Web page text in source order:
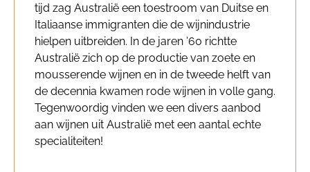
tijd zag Australië een toestroom van Duitse en
Italiaanse immigranten die de wijnindustrie
hielpen uitbreiden. In de jaren ’60 richtte
Australië zich op de productie van zoete en
mousserende wijnen en in de tweede helft van
de decennia kwamen rode wijnen in volle gang.
Tegenwoordig vinden we een divers aanbod
aan wijnen uit Australië met een aantal echte
specialiteiten!